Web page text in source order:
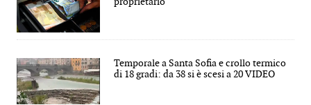
Temporale a Santa Sofia e crollo termico
di 18 gradi: da 38 si è scesi a 20 VIDEO